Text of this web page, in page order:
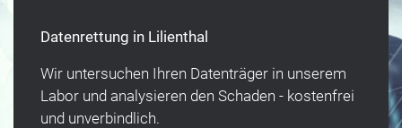
Datenrettung in Lilienthal
Wir unter­suchen Ihren Daten­träger in unserem
Labor und analysieren den Schaden - kosten­frei
und un­verbindlich.